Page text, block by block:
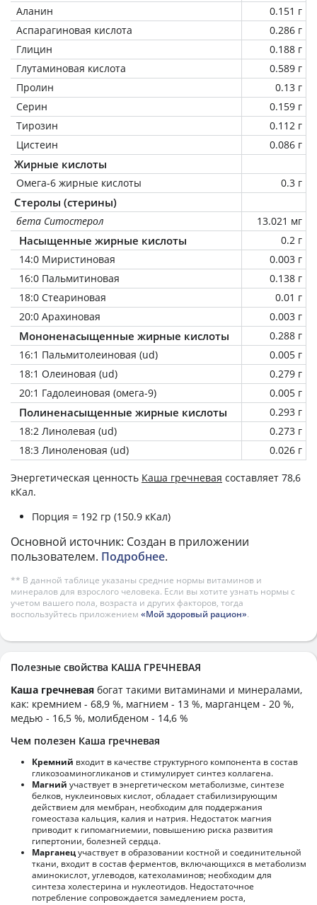
Аланин
0.151 г
Аспарагиновая кислота
0.286 г
Глицин
0.188 г
Глутаминовая кислота
0.589 г
Пролин
0.13 г
Серин
0.159 г
Тирозин
0.112 г
Цистеин
0.086 г
Жирные кислоты
Омега-6 жирные кислоты 0.3 г
Стеролы (стерины)
бета Ситостерол 13.021 мг
Насыщенные жирные кислоты
0.2 г
14:0 Миристиновая
0.003 г
16:0 Пальмитиновая
0.138 г
18:0 Стеариновая
0.01 г
20:0 Арахиновая
0.003 г
Мононенасыщенные жирные кислоты
0.288 г
16:1 Пальмитолеиновая (ud)
0.005 г
18:1 Олеиновая (ud)
0.279 г
20:1 Гадолеиновая (омега-9)
0.005 г
Полиненасыщенные жирные кислоты
0.293 г
18:2 Линолевая (ud)
0.273 г
18:3 Линоленовая (ud)
0.026 г
Энергетическая ценность Каша гречневая составляет 78,6
кКал.
Порция = 192 гр (150.9 кКал)
Основной источник: Создан в приложении
пользователем. Подробнее.
** В данной таблице указаны средние нормы витаминов и
минералов для взрослого человека. Если вы хотите узнать нормы с
учетом вашего пола, возраста и других факторов, тогда
воспользуйтесь приложением «Мой здоровый рацион».
Полезные свойства КАША ГРЕЧНЕВАЯ
Каша гречневая богат такими витаминами и минералами,
как: кремнием - 68,9 %, магнием - 13 %, марганцем - 20 %,
медью - 16,5 %, молибденом - 14,6 %
Чем полезен Каша гречневая
Кремний входит в качестве структурного компонента в состав
гликозоаминогликанов и стимулирует синтез коллагена.
Магний участвует в энергетическом метаболизме, синтезе
белков, нуклеиновых кислот, обладает стабилизирующим
действием для мембран, необходим для поддержания
гомеостаза кальция, калия и натрия. Недостаток магния
приводит к гипомагниемии, повышению риска развития
гипертонии, болезней сердца.
Марганецучаствует в образовании костной и соединительной
ткани, входит в состав ферментов, включающихся в метаболизм
аминокислот, углеводов, катехоламинов; необходим для
синтеза холестерина и нуклеотидов. Недостаточное
потребление сопровождается замедлением роста,